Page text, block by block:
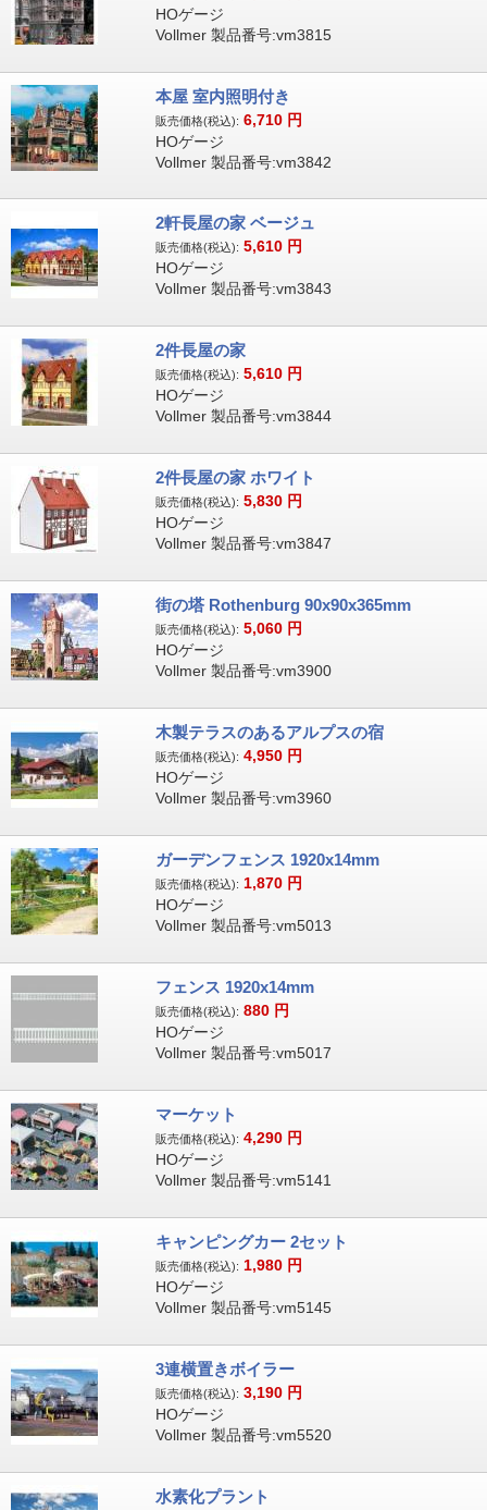
HOゲージ
Vollmer 製品番号:vm3815
本屋 室内照明付き
販売価格(税込): 6,710 円
HOゲージ
Vollmer 製品番号:vm3842
2軒長屋の家 ベージュ
販売価格(税込): 5,610 円
HOゲージ
Vollmer 製品番号:vm3843
2件長屋の家
販売価格(税込): 5,610 円
HOゲージ
Vollmer 製品番号:vm3844
2件長屋の家 ホワイト
販売価格(税込): 5,830 円
HOゲージ
Vollmer 製品番号:vm3847
街の塔 Rothenburg 90x90x365mm
販売価格(税込): 5,060 円
HOゲージ
Vollmer 製品番号:vm3900
木製テラスのあるアルプスの宿
販売価格(税込): 4,950 円
HOゲージ
Vollmer 製品番号:vm3960
ガーデンフェンス 1920x14mm
販売価格(税込): 1,870 円
HOゲージ
Vollmer 製品番号:vm5013
フェンス 1920x14mm
販売価格(税込): 880 円
HOゲージ
Vollmer 製品番号:vm5017
マーケット
販売価格(税込): 4,290 円
HOゲージ
Vollmer 製品番号:vm5141
キャンピングカー 2セット
販売価格(税込): 1,980 円
HOゲージ
Vollmer 製品番号:vm5145
3連横置きボイラー
販売価格(税込): 3,190 円
HOゲージ
Vollmer 製品番号:vm5520
水素化プラント